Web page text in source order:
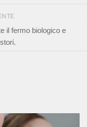
il fermo biologico e